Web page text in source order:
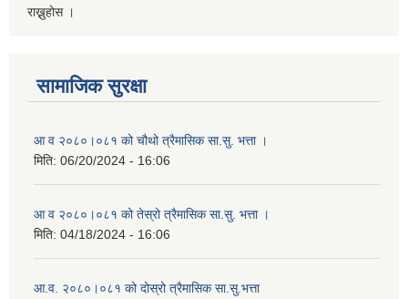
राख्नुहोस ।
सामाजिक सुरक्षा
आ व २०८०।०८१ को चौथो त्रैमासिक सा.सु. भत्ता ।
मिति: 06/20/2024 - 16:06
आ व २०८०।०८१ को तेस्रो त्रैमासिक सा.सु. भत्ता ।
मिति: 04/18/2024 - 16:06
आ.व. २०८०।०८१ को दोस्रो त्रैमासिक सा.सु.भत्ता